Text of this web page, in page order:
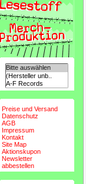
Preise und Versand
Datenschutz
AGB
Impressum
Kontakt
Site Map
Aktionskupon
Newsletter
abbestellen